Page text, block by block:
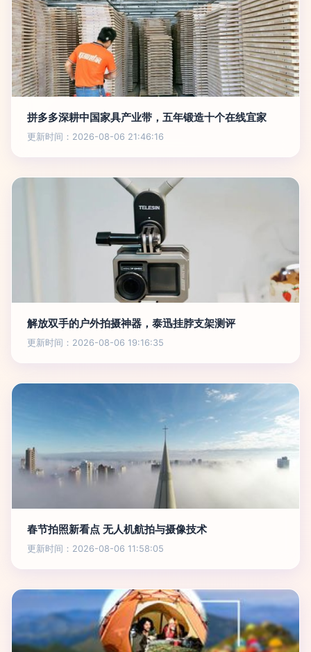
拼多多深耕中国家具产业带，五年锻造十个在线宜家
更新时间：2026-08-06 21:46:16
解放双手的户外拍摄神器，泰迅挂脖支架测评
更新时间：2026-08-06 19:16:35
春节拍照新看点 无人机航拍与摄像技术
更新时间：2026-08-06 11:58:05